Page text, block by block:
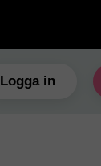
Logga in